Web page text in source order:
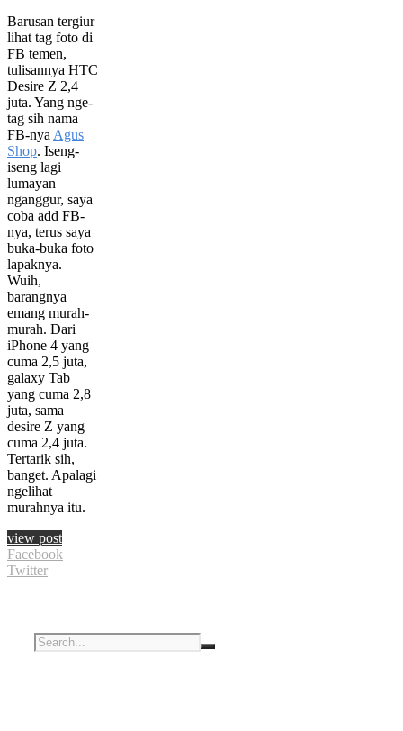
Barusan tergiur
lihat tag foto di
FB temen,
tulisannya HTC
Desire Z 2,4
juta. Yang nge-
tag sih nama
FB-nyaAgus
Shop. Iseng-
iseng lagi
lumayan
nganggur, saya
coba add FB-
nya, terus saya
buka-buka foto
lapaknya.
Wuih,
barangnya
emang murah-
murah. Dari
iPhone 4 yang
cuma 2,5 juta,
galaxy Tab
yang cuma 2,8
juta, sama
desire Z yang
cuma 2,4 juta.
Tertarik sih,
banget. Apalagi
ngelihat
murahnya itu.
view post
Facebook
Twitter